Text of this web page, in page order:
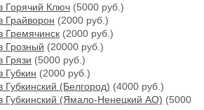
Горячий Ключ (5000 руб.)
Грайворон (2000 руб.)
Гремячинск (2000 руб.)
Грозный (20000 руб.)
Грязи (5000 руб.)
Губкин (2000 руб.)
Губкинский (Белгород) (4000 руб.)
Губкинский (Ямало-Ненецкий АО) (5000